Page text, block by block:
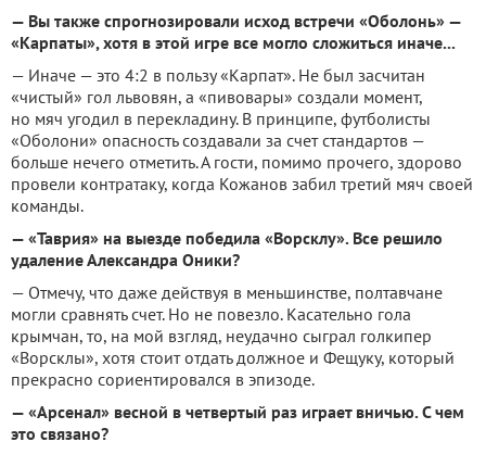
— Вы также спрогнозировали исход встречи «Оболонь» —
«Карпаты», хотя в этой игре все могло сложиться иначе...
— Иначе — это 4:2 в пользу «Карпат». Не был засчитан
«чистый» гол львовян, а «пивовары» создали момент,
но мяч угодил в переклади­ну. В принципе, футболисты
«Оболони» опас­ность создавали за счет стандартов —
больше нечего отметить. А гости, помимо прочего, здорово
провели контратаку, когда Кожанов забил третий мяч своей
команды.
— «Таврия» на выезде победила «Ворсклу». Все решило
удаление Александра Оники?
— Отмечу, что даже действуя в меньшинст­ве, полтавчане
могли сравнять счет. Но не по­везло. Касательно гола
крымчан, то, на мой взгляд, неудачно сыграл голкипер
«Ворсклы», хотя стоит отдать должное и Фещуку, кото­рый
прекрасно сориентировался в эпизоде.
— «Арсенал» весной в четвертый раз играет вничью. С чем
это связано?